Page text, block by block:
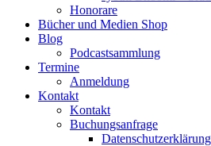
Honorare
Bücher und Medien Shop
Blog
Podcastsammlung
Termine
Anmeldung
Kontakt
Kontakt
Buchungsanfrage
Datenschutzerklärung